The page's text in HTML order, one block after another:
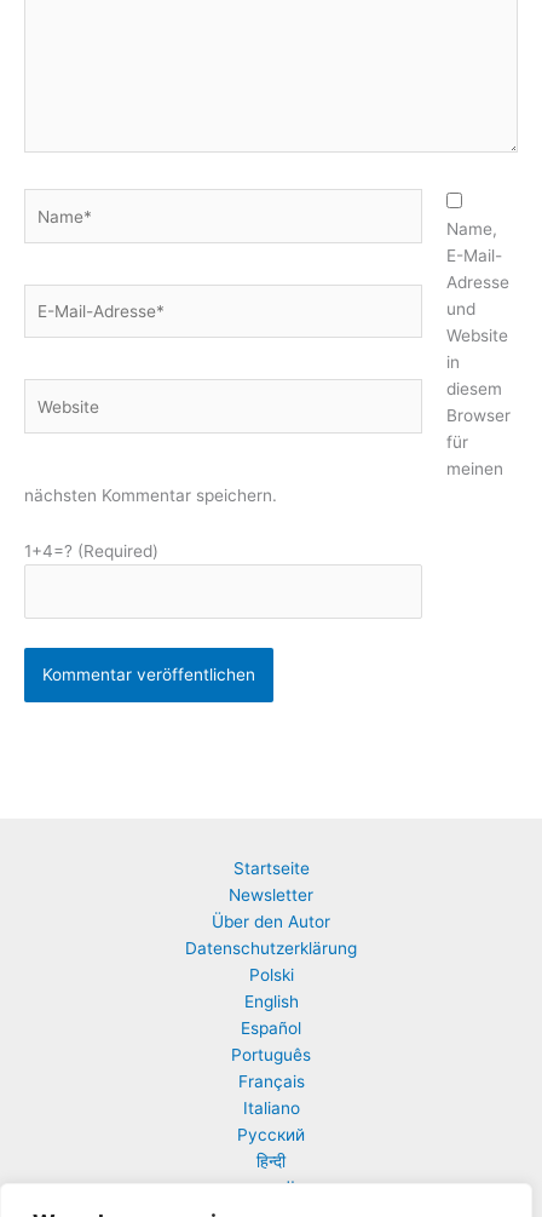
Mail-
Name,
E-Mail-
Adresse
und
Website
in
diesem
Browser
für
meinen
nächsten Kommentar speichern.
1+4=? (Required)
Startseite
Newsletter
Über den Autor
Datenschutzerklärung
Polski
English
Español
Português
Français
Italiano
Русский
हिन्दी
العربية